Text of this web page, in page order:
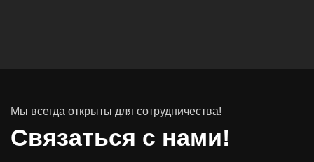
Автоматизированные рабочие места
Мы всегда открыты для сотрудничества!
Связаться с нами!